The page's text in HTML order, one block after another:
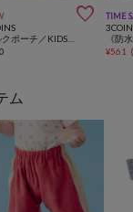

ミルクポーチ／KIDSトラベル
TIME
¥561
ム